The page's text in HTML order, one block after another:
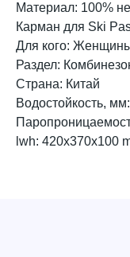
Материал: 100%
Карман для Ski
Для кого:
Раздел:
Страна: Китай
Водостойкость,
lwh: 420x370x100